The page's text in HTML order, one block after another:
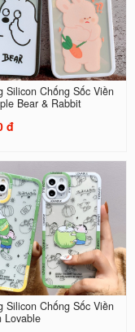
Silicon Chống Sốc Viền
Bear & Rabbit
đ
Silicon Chống Sốc Viền
Lovable